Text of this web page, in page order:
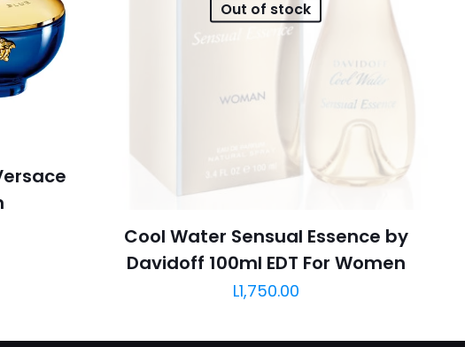
Out of stock
Cool Water Sensual Essence by
Davidoff 100ml EDT For Women
L1,750.00